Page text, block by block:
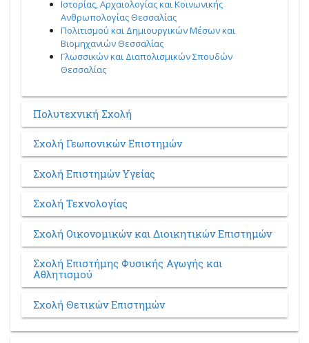
Ιστορίας, Αρχαιολογίας και Κοινωνικής
Ανθρωπολογίας Θεσσαλίας
Πολιτισμού και Δημιουργικών Μέσων και
Βιομηχανιών Θεσσαλίας
Γλωσσικών και Διαπολισμικών Σπουδών
Θεσσαλίας
Πολυτεχνική Σχολή
Σχολή Γεωπονικών Επιστημών
Σχολή Επιστημών Υγείας
Σχολή Τεχνολογίας
Σχολή Οικονομικών και Διοικητικών Επιστημών
Σχολή Επιστήμης Φυσικής Αγωγής και
Αθλητισμού
Σχολή Θετικών Επιστημών